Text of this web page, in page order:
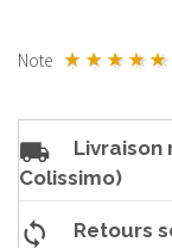
Note
Livraison
Colissimo)
Retours